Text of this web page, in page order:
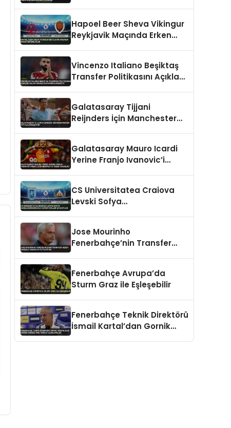
Hapoel Beer Sheva Vikingur
Reykjavik Maçında Erken
Vincenzo Italiano Beşiktaş
Transfer Politikasını Açıkladı
Galatasaray Tijjani
Reijnders İçin Manchester
Galatasaray Mauro Icardi
Yerine Franjo Ivanovic’i
CS Universitatea Craiova
Levski Sofya
Jose Mourinho
Fenerbahçe’nin Transfer
Fenerbahçe Avrupa’da
Sturm Graz ile Eşleşebilir
Fenerbahçe Teknik Direktörü
İsmail Kartal’dan Gornik